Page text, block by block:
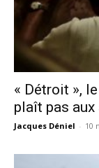
« Détroit »,
plaît pas
Jacques Déniel - 10